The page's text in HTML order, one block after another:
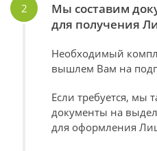
Мы составим
для получения
Необходимый
вышлем Вам на
Если требуется, мы
документы на
для оформления